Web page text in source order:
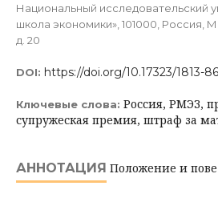
Национальный исследовательский
школа экономики», 101000, Россия,
д. 20
DOI: https://doi.org/10.17323/1813-
Ключевые слова: Россия, РМЭЗ,
супружеская премия, штраф за
АННОТАЦИЯ Положение и